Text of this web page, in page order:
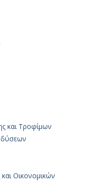
και Τροφίμων
Οικονομικών